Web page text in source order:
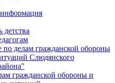
детства
делам гражданской обороны
Слюдянского
гражданской обороны и